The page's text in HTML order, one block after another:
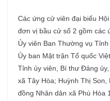
Các ứng cử viên đại biểu
đơn vị bầu cử số 2 gồm các
Ủy viên Ban Thường vụ
Ủy ban Mặt trận Tổ quốc
Tỉnh ủy viên, Bí thư Đảng
xã Tây Hòa; Huỳnh Thị
đồng Nhân dân xã Phú Hòa